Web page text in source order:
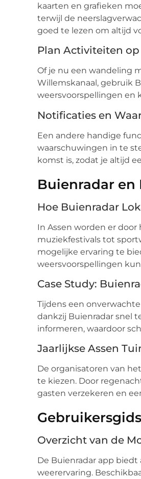
kaarten en grafieken
terwijl de
goed te lezen om altijd
Plan Activiteiten
Of je nu een wandeling
Willemskanaal, gebruik
weersvoorspellingen en
Notificaties en
Een andere handige
waarschuwingen in te
komst is, zodat je altijd
Buienradar en
Hoe Buienradar
In Assen worden er
muziekfestivals tot
mogelijke ervaring te
weersvoorspellingen
Case Study:
Tijdens een
dankzij Buienradar snel
informeren, waardoor
Jaarlijkse Assen
De organisatoren van
te kiezen. Door
gasten verzekeren en
Overzicht van de
De Buienradar app
weerervaring.